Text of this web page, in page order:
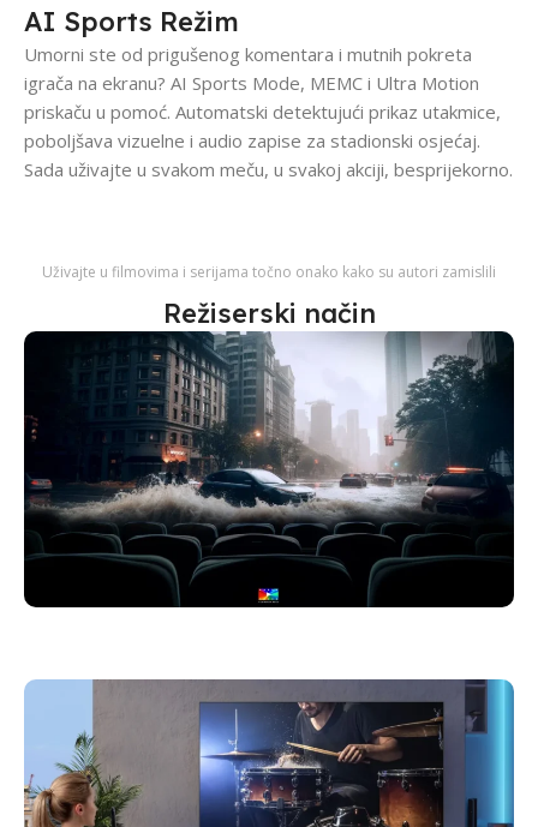
AI Sports Režim
Umorni ste od prigušenog komentara i mutnih pokreta
igrača na ekranu? AI Sports Mode, MEMC i Ultra Motion
priskaču u pomoć. Automatski detektujući prikaz utakmice,
poboljšava vizuelne i audio zapise za stadionski osjećaj.
Sada uživajte u svakom meču, u svakoj akciji, besprijekorno.
Uživajte u filmovima i serijama točno onako kako su autori zamislili
Režiserski način